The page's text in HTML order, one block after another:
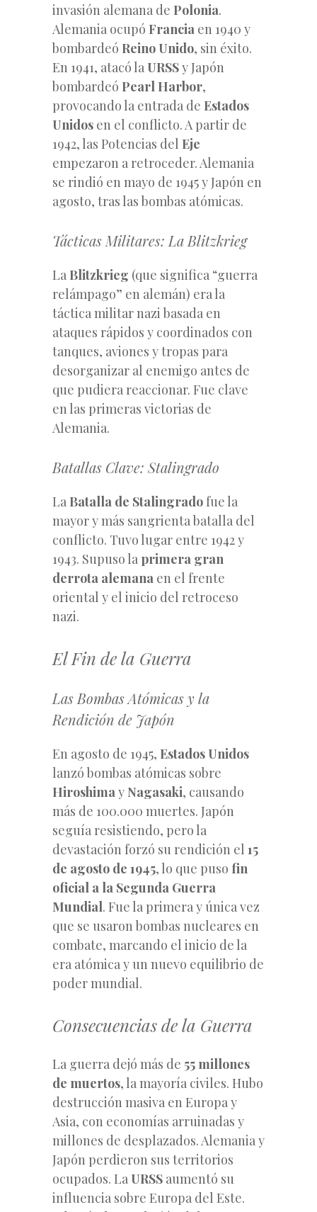
invasión alemana de Polonia.
Alemania ocupó Francia en 1940 y
bombardeó Reino Unido, sin éxito.
En 1941, atacó la URSSy Japón
bombardeó Pearl Harbor,
provocando la entrada de Estados
Unidos en el conflicto. A partir de
1942, las Potencias del Eje
empezaron a retroceder. Alemania
se rindió en mayo de 1945 y Japón en
agosto, tras las bombas atómicas.
Tácticas Militares: La Blitzkrieg
La Blitzkrieg (que significa “guerra
relámpago” en alemán) era la
táctica militar nazi basada en
ataques rápidos y coordinados con
tanques, aviones y tropas para
desorganizar al enemigo antes de
que pudiera reaccionar. Fue clave
en las primeras victorias de
Alemania.
Batallas Clave: Stalingrado
La Batalla de Stalingradofue la
mayor y más sangrienta batalla del
conflicto. Tuvo lugar entre 1942 y
1943. Supuso la primera gran
derrota alemana en el frente
oriental y el inicio del retroceso
nazi.
El Fin de la Guerra
Las Bombas Atómicas y la
Rendición de Japón
En agosto de 1945, Estados Unidos
lanzó bombas atómicas sobre
Hiroshimay Nagasaki, causando
más de 100.000 muertes. Japón
seguía resistiendo, pero la
devastación forzó su rendición el 15
de agosto de 1945, lo que puso fin
oficial a la Segunda Guerra
Mundial. Fue la primera y única vez
que se usaron bombas nucleares en
combate, marcando el inicio de la
era atómica y un nuevo equilibrio de
poder mundial.
Consecuencias de la Guerra
La guerra dejó más de 55 millones
de muertos, la mayoría civiles. Hubo
destrucción masiva en Europa y
Asia, con economías arruinadas y
millones de desplazados. Alemania y
Japón perdieron sus territorios
ocupados. La URSS aumentó su
influencia sobre Europa del Este.